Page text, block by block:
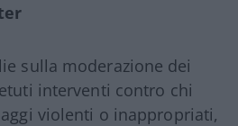
sulla moderazione dei
interventi contro chi
violenti o inappropriati,